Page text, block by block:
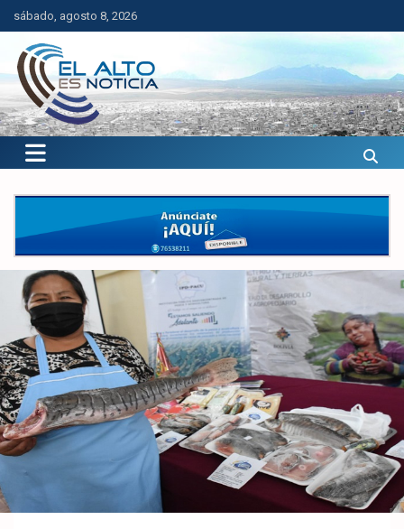
Saltar
al
contenido
sábado, agosto 8, 2026
El Alto es Noticia
Últimas noticias de El Alto, Bolivia y el mundo.